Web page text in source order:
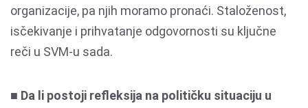
organizacije, pa njih moramo pronaći. Staloženost,
isčekivanje i prihvatanje odgovornosti su ključne
reči u SVM-u sada.
■ Da li postoji refleksija na političku situaciju u